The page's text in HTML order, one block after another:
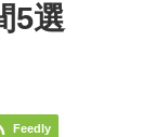
5選
Feedly